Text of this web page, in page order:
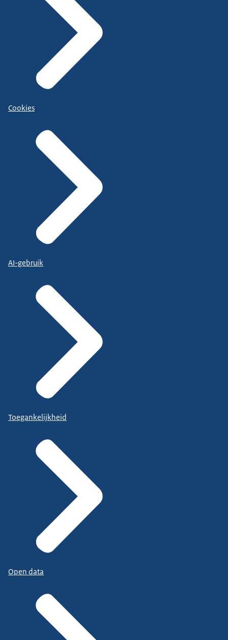
Cookies
AI-gebruik
Toegankelijkheid
Open data